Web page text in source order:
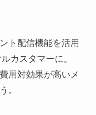
ト配信機能を活用
カスタマーに。
用対効果が高いメ
。